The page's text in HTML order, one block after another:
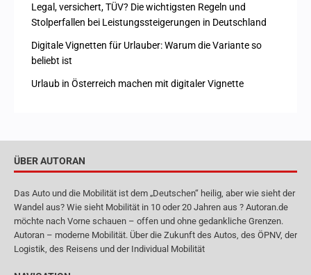
Legal, versichert, TÜV? Die wichtigsten Regeln und
Stolperfallen bei Leistungssteigerungen in Deutschland
Digitale Vignetten für Urlauber: Warum die Variante so
beliebt ist
Urlaub in Österreich machen mit digitaler Vignette
ÜBER AUTORAN
Das Auto und die Mobilität ist dem „Deutschen“ heilig, aber wie sieht der
Wandel aus? Wie sieht Mobilität in 10 oder 20 Jahren aus ? Autoran.de
möchte nach Vorne schauen – offen und ohne gedankliche Grenzen.
Autoran – moderne Mobilität. Über die Zukunft des Autos, des ÖPNV, der
Logistik, des Reisens und der Individual Mobilität